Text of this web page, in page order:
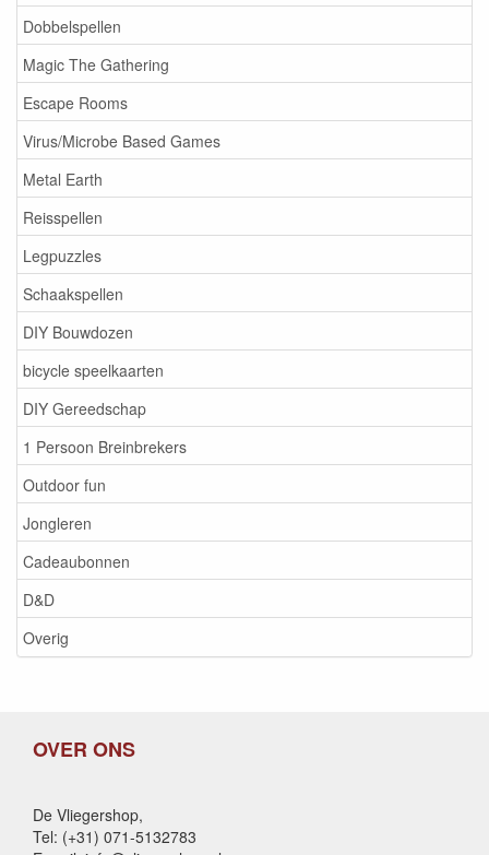
Dobbelspellen
Magic The Gathering
Escape Rooms
Virus/Microbe Based Games
Metal Earth
Reisspellen
Legpuzzles
Schaakspellen
DIY Bouwdozen
bicycle speelkaarten
DIY Gereedschap
1 Persoon Breinbrekers
Outdoor fun
Jongleren
Cadeaubonnen
D&D
Overig
OVER ONS
De Vliegershop,
Tel: (+31) 071-5132783